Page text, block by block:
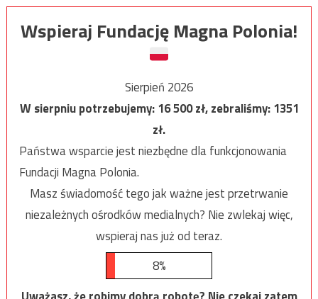
Wspieraj Fundację Magna Polonia!
Sierpień 2026
W sierpniu potrzebujemy:16 500zł, zebraliśmy:1351
zł.
Państwa wsparcie jest niezbędne dla funkcjonowania
Fundacji Magna Polonia.
Masz świadomość tego jak ważne jest przetrwanie
niezależnych ośrodków medialnych? Nie zwlekaj więc,
wspieraj nas już od teraz.
8%